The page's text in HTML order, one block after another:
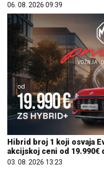
06. 08. 2026 09:39
Hibrid broj 1 koji osvaja
akcijskoj ceni od 19.990€
03. 08. 2026 13:23